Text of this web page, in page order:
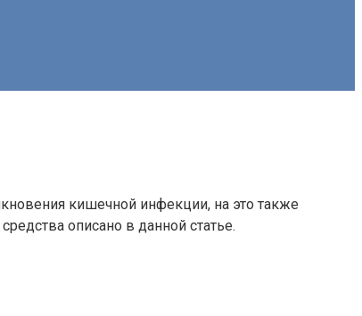
кишечной инфекции, на это также
описано в данной статье.